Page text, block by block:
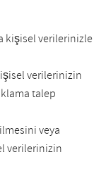
kişisel verilerinizle
verilerinizin
talep
veya
verilerinizin